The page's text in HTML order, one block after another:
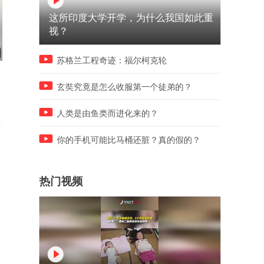
格遵守，它可太重要了
这种状态，到底正常吗
这所印度大学开学，为什么我国如此重
视？
苏格兰工程奇迹：福尔柯克轮
玄奘究竟是怎么收服第一个徒弟的？
人类是由鱼类而进化来的？
你的手机可能比马桶还脏？真的假的？
热门视频